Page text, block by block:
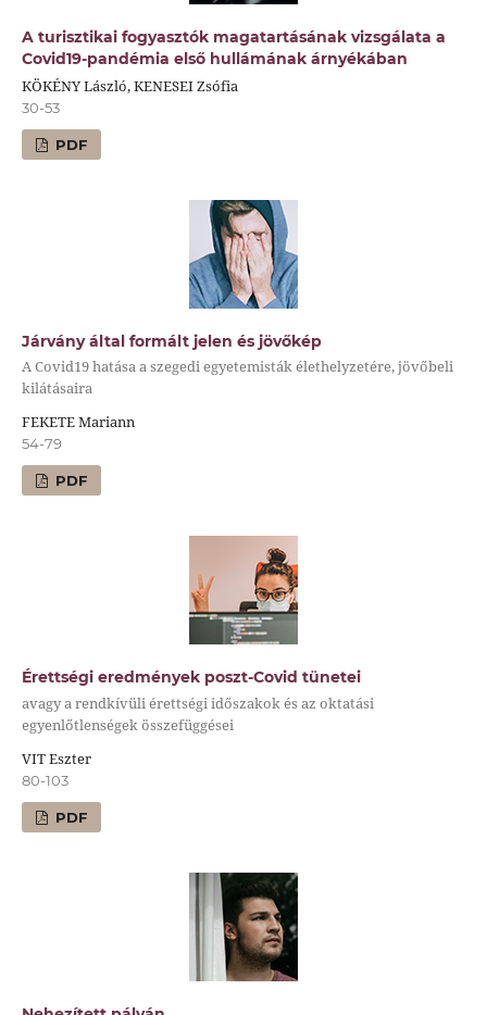
A turisztikai fogyasztók magatartásának vizsgálata a
Covid19-pandémia első hullámának árnyékában
KÖKÉNY László, KENESEI Zsófia
30-53
PDF
Járvány által formált jelen és jövőkép
A Covid19 hatása a szegedi egyetemisták élethelyzetére, jövőbeli
kilátásaira
FEKETE Mariann
54-79
PDF
Érettségi eredmények poszt-Covid tünetei
avagy a rendkívüli érettségi időszakok és az oktatási
egyenlőtlenségek összefüggései
VIT Eszter
80-103
PDF